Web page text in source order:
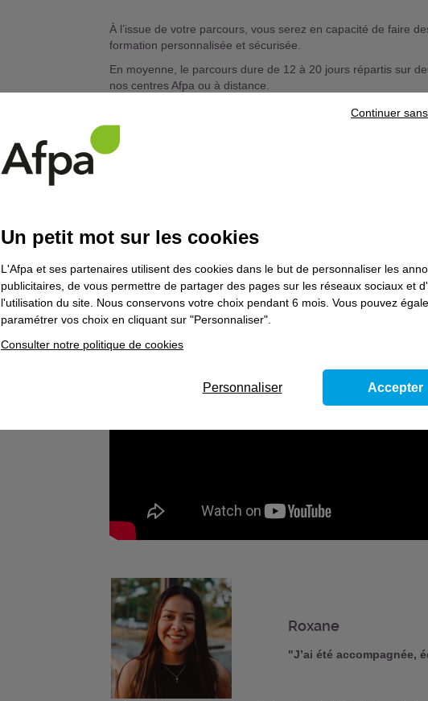
À l’issue de votre parcours, vous serez en capacité de faire
formation personnalisée et sécurisée.
En moyenne, le parcours dure de 12 à 20 jours répartis sur
nos centres Afpa ou à distance.
Le Référent Afpa vous accompagne jusqu’à l’inscription sur
Comment y accéder ?
Pour y accéder, rien de plus simple : contactez votre
Ils ont fait Prépa compétences !
Roxane
"J’ai été accompagnée,
Un petit mot sur les cookies
L'Afpa et ses partenaires utilisent des cookies dans le but de personnaliser les
publicitaires, de vous permettre de partager des pages sur les réseaux sociaux et
l'utilisation du site. Nous conservons votre choix pendant 6 mois. Vous pouvez
paramétrer vos choix en cliquant sur "Personnaliser".
Consulter notre politique de cookies
Continuer
Personnaliser Accepter